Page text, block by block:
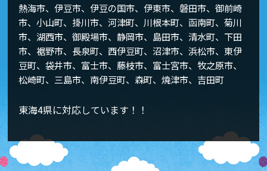
熱海市、伊豆市、伊豆の国市、伊東市、磐田市、御前崎
市、小山町、掛川市、河津町、川根本町、函南町、菊川
市、湖西市、御殿場市、静岡市、島田市、清水町、下田
市、裾野市、長泉町、西伊豆町、沼津市、浜松市、東伊
豆町、袋井市、富士市、藤枝市、富士宮市、牧之原市、
松崎町、三島市、南伊豆町、森町、焼津市、吉田町
東海4県に対応しています！！